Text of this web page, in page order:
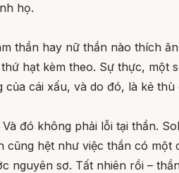
họ.
thần hay nữ thần nào thích
hạt kèm theo. Sự thực,
cái xấu, và do đó, là kẻ
đó không phải lỗi tại thần.
cũng hệt như việc thần có
nguyên sơ. Tất nhiên rồi –